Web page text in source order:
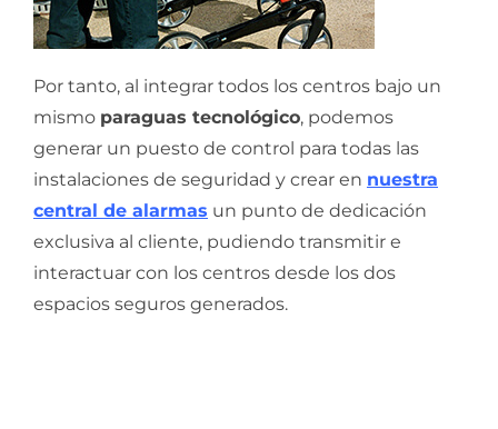
Por tanto, al integrar todos los centros bajo un
mismo paraguas tecnológico, podemos
generar un puesto de control para todas las
instalaciones de seguridad y crear en nuestra
central de alarmas un punto de dedicación
exclusiva al cliente, pudiendo transmitir e
interactuar con los centros desde los dos
espacios seguros generados.